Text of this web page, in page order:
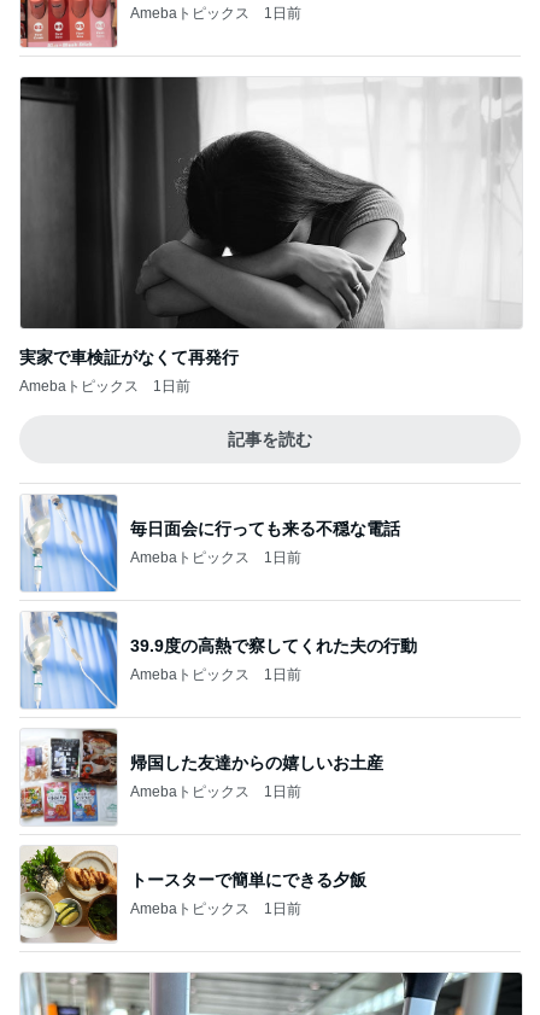
Amebaトピックス 1日前
実家で車検証がなくて再発行
Amebaトピックス 1日前
記事を読む
毎日面会に行っても来る不穏な電話
Amebaトピックス 1日前
39.9度の高熱で察してくれた夫の行動
Amebaトピックス 1日前
帰国した友達からの嬉しいお土産
Amebaトピックス 1日前
トースターで簡単にできる夕飯
Amebaトピックス 1日前